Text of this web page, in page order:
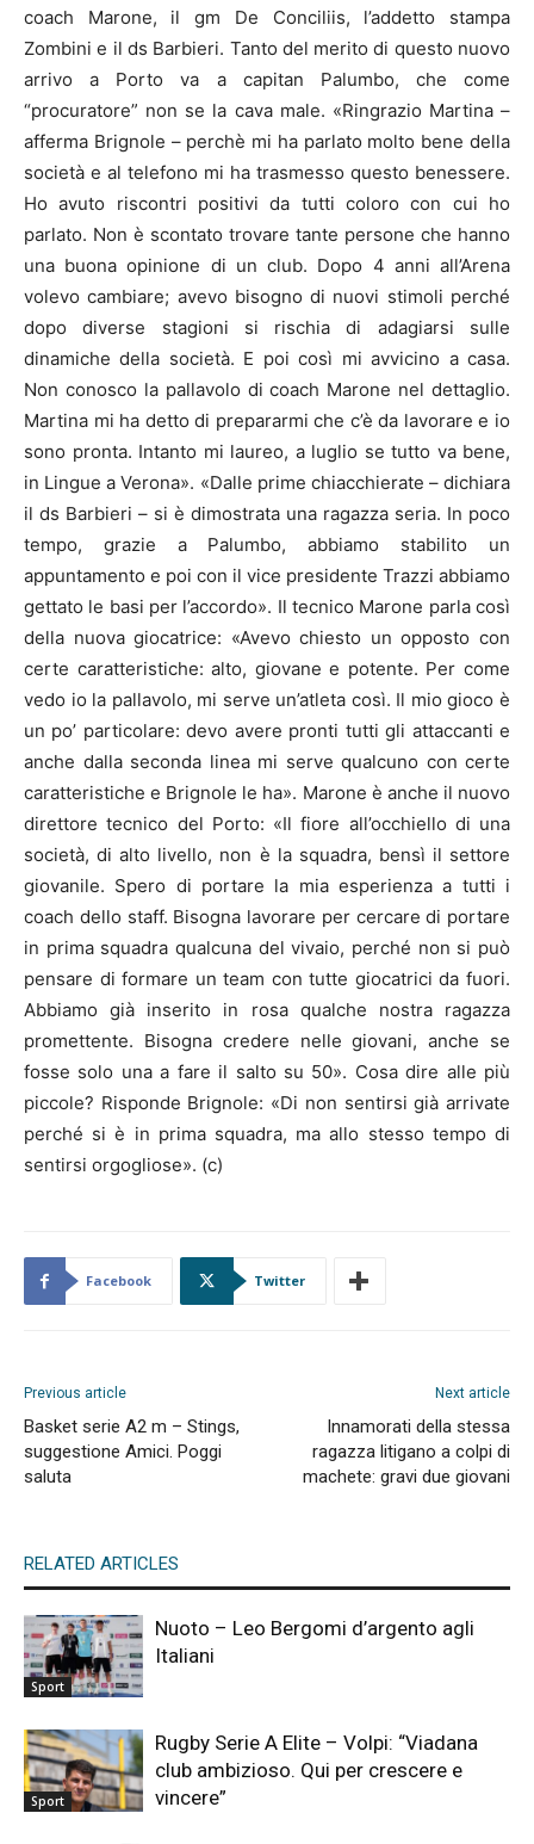
coach Marone, il gm De Conciliis, l’addetto stampa
Zombini e il ds Barbieri. Tanto del merito di questo nuovo
arrivo a Porto va a capitan Palumbo, che come
“procuratore” non se la cava male. «Ringrazio Martina –
afferma Brignole – perchè mi ha parlato molto bene della
società e al telefono mi ha trasmesso questo benessere.
Ho avuto riscontri positivi da tutti coloro con cui ho
parlato. Non è scontato trovare tante persone che hanno
una buona opinione di un club. Dopo 4 anni all’Arena
volevo cambiare; avevo bisogno di nuovi stimoli perché
dopo diverse stagioni si rischia di adagiarsi sulle
dinamiche della società. E poi così mi avvicino a casa.
Non conosco la pallavolo di coach Marone nel dettaglio.
Martina mi ha detto di prepararmi che c’è da lavorare e io
sono pronta. Intanto mi laureo, a luglio se tutto va bene,
in Lingue a Verona». «Dalle prime chiacchierate – dichiara
il ds Barbieri – si è dimostrata una ragazza seria. In poco
tempo, grazie a Palumbo, abbiamo stabilito un
appuntamento e poi con il vice presidente Trazzi abbiamo
gettato le basi per l’accordo». Il tecnico Marone parla così
della nuova giocatrice: «Avevo chiesto un opposto con
certe caratteristiche: alto, giovane e potente. Per come
vedo io la pallavolo, mi serve un’atleta così. Il mio gioco è
un po’ particolare: devo avere pronti tutti gli attaccanti e
anche dalla seconda linea mi serve qualcuno con certe
caratteristiche e Brignole le ha». Marone è anche il nuovo
direttore tecnico del Porto: «Il fiore all’occhiello di una
società, di alto livello, non è la squadra, bensì il settore
giovanile. Spero di portare la mia esperienza a tutti i
coach dello staff. Bisogna lavorare per cercare di portare
in prima squadra qualcuna del vivaio, perché non si può
pensare di formare un team con tutte giocatrici da fuori.
Abbiamo già inserito in rosa qualche nostra ragazza
promettente. Bisogna credere nelle giovani, anche se
fosse solo una a fare il salto su 50». Cosa dire alle più
piccole? Risponde Brignole: «Di non sentirsi già arrivate
perché si è in prima squadra, ma allo stesso tempo di
sentirsi orgogliose». (c)
Facebook Twitter
Previous article
Basket serie A2 m – Stings,
suggestione Amici. Poggi
saluta
Next article
Innamorati della stessa
ragazza litigano a colpi di
machete: gravi due giovani
RELATED ARTICLES
Sport
Nuoto – Leo Bergomi d’argento agli
Italiani
Sport
Rugby Serie A Elite – Volpi: “Viadana
club ambizioso. Qui per crescere e
vincere”